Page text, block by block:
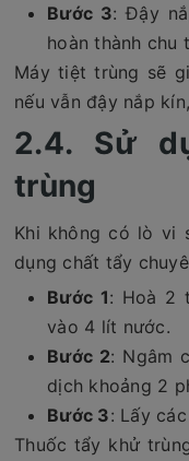
Bước 3: Đậy
hoàn thành chu
Máy tiệt trùng sẽ
nếu vẫn đậy nắp
2.4. Sử
trùng
Khi không có lò vi
dụng chất tẩy
Bước 1: Hoà 2
vào 4 lít nước.
Bước 2: Ngâm
dịch khoảng 2
Bước 3: Lấy
Thuốc tẩy khử